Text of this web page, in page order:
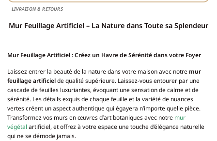
LIVRAISON & RETOURS
Mur Feuillage Artificiel – La Nature dans Toute sa Splendeur
Mur Feuillage Artificiel :Créez un Havre de Sérénité dans votre Foyer
Laissez entrer la beauté de la nature dans votre maison avec notre mur
feuillage artificielde qualité supérieure. Laissez-vous entourer par une
cascade de feuilles luxuriantes, évoquant une sensation de calme et de
sérénité. Les détails exquis de chaque feuille et la variété de nuances
vertes créent un aspect authentique qui égayera n’importe quelle pièce.
Transformez vos murs en œuvres d’art botaniques avec notre mur
végétal artificiel, et offrez à votre espace une touche d’élégance naturelle
qui ne se démode jamais.